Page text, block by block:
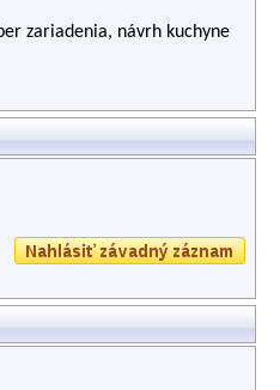
zariadenia, návrh kuchyne